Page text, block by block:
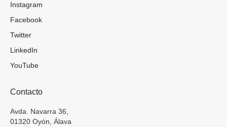
Instagram
Facebook
Twitter
LinkedIn
YouTube
Contacto
Avda. Navarra 36,
01320 Oyón, Álava